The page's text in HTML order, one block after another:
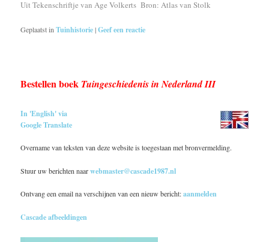
Uit Tekenschriftje van Age Volkerts Bron: Atlas van Stolk
Geplaatst in Tuinhistorie|Geef een reactie
Bestellen boek Tuingeschiedenis in Nederland III
In 'English' via
Google Translate
Overname van teksten van deze website is toegestaan met bronvermelding.
Stuur uw berichten naarwebmaster@cascade1987.nl
Ontvang een email na verschijnen van een nieuw bericht:aanmelden
Cascade afbeeldingen